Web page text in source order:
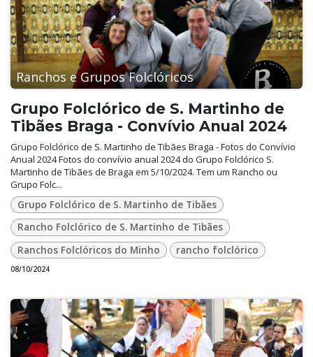
Ranchos e Grupos Folclóricos
Grupo Folclórico de S. Martinho de
Tibães Braga - Convívio Anual 2024
Grupo Folclórico de S. Martinho de Tibães Braga - Fotos do Convívio
Anual 2024 Fotos do convívio anual 2024 do Grupo Folclórico S.
Martinho de Tibães de Braga em 5/10/2024. Tem um Rancho ou
Grupo Folc...
Grupo Folclórico de S. Martinho de Tibães
Rancho Folclórico de S. Martinho de Tibães
Ranchos Folclóricos do Minho
rancho folclórico
08/10/2024